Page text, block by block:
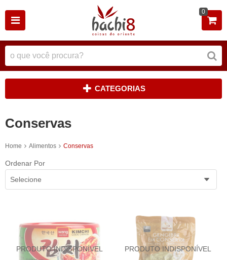
0
CATEGORIAS
Conservas
Home Alimentos Conservas
Ordenar Por
Selecione